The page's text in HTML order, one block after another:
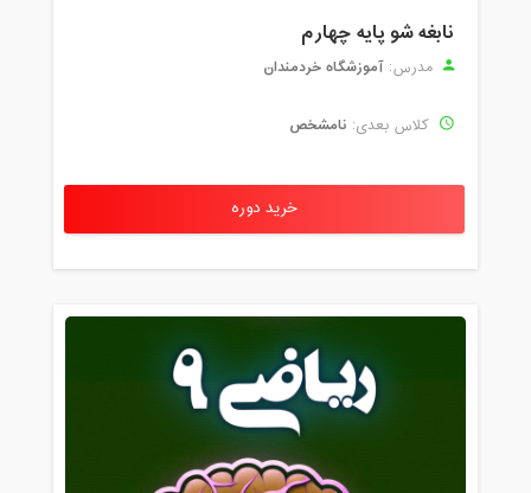
نابغه شو پایه چهارم
مدرس: آموزشگاه خردمندان
کلاس بعدی: نامشخص
خرید دوره